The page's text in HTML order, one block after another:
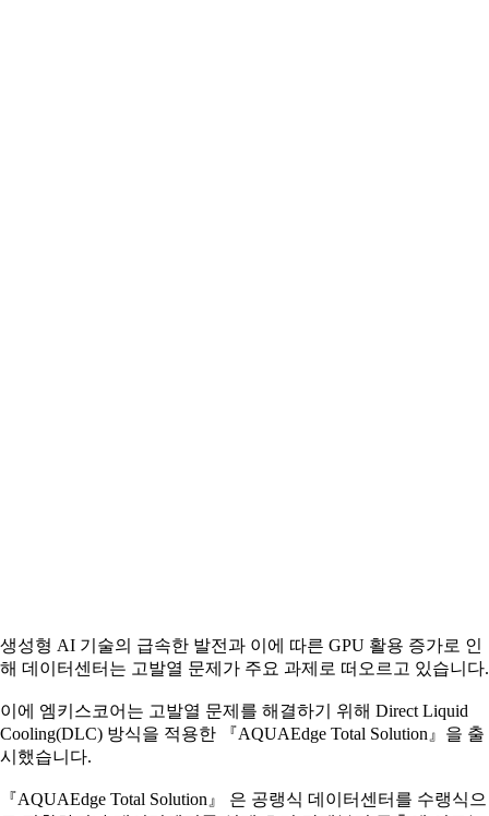
생성형 AI 기술의 급속한 발전과 이에 따른 GPU 활용 증가로 인
해 데이터센터는 고발열 문제가 주요 과제로 떠오르고 있습니다.
이에 엠키스코어는 고발열 문제를 해결하기 위해 Direct Liquid
Cooling(DLC) 방식을 적용한 『AQUAEdge Total Solution』을 출
시했습니다.
『AQUAEdge Total Solution』 은 공랭식 데이터센터를 수랭식으